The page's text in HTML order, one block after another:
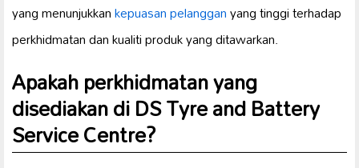
yang menunjukkankepuasan pelangganyang tinggi terhadap
perkhidmatan dan kualiti produk yang ditawarkan.
Apakah perkhidmatan yang
disediakan di DS Tyre and Battery
Service Centre?